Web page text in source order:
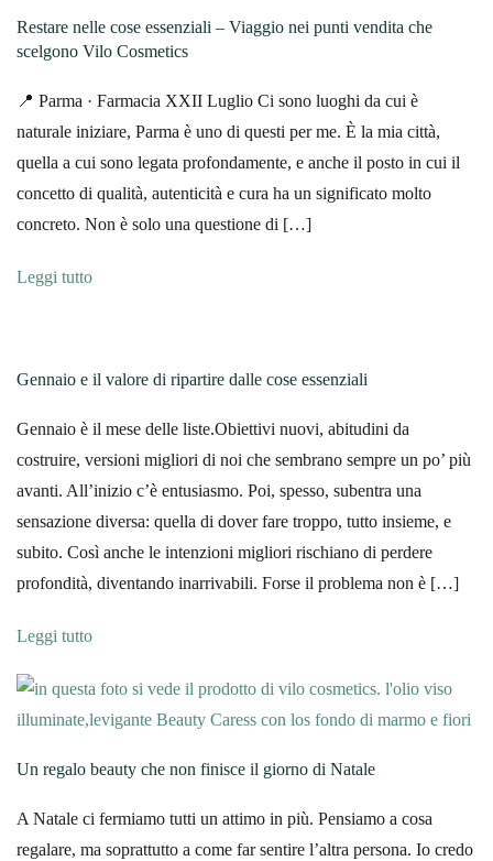
Restare nelle cose essenziali – Viaggio nei punti vendita che
scelgono Vilo Cosmetics
📍 Parma · Farmacia XXII Luglio Ci sono luoghi da cui è
naturale iniziare, Parma è uno di questi per me. È la mia città,
quella a cui sono legata profondamente, e anche il posto in cui il
concetto di qualità, autenticità e cura ha un significato molto
concreto. Non è solo una questione di […]
Leggi tutto
Gennaio e il valore di ripartire dalle cose essenziali
Gennaio è il mese delle liste.Obiettivi nuovi, abitudini da
costruire, versioni migliori di noi che sembrano sempre un po’ più
avanti. All’inizio c’è entusiasmo. Poi, spesso, subentra una
sensazione diversa: quella di dover fare troppo, tutto insieme, e
subito. Così anche le intenzioni migliori rischiano di perdere
profondità, diventando inarrivabili. Forse il problema non è […]
Leggi tutto
Un regalo beauty che non finisce il giorno di Natale
A Natale ci fermiamo tutti un attimo in più. Pensiamo a cosa
regalare, ma soprattutto a come far sentire l’altra persona. Io credo